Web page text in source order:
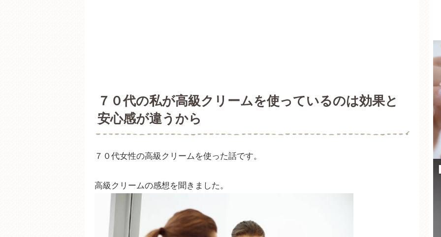
７０代の私が高級クリームを使っているのは効果と
安心感が違うから
７０代女性の高級クリームを使った話です。
高級クリームの感想を聞きました。